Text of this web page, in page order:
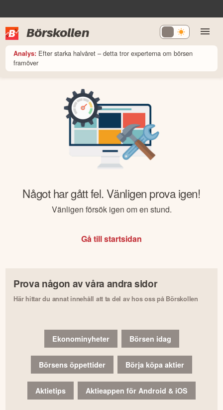
Börskollen
Analys: Efter starka halvåret – detta tror experterna om börsen
framöver
Något har gått fel. Vänligen prova igen!
Vänligen försök igen om en stund.
Gå till startsidan
Prova någon av våra andra sidor
Här hittar du annat innehåll att ta del av hos oss på Börskollen
Ekonominyheter Börsen idag
Börsens öppettider Börja köpa aktier
Aktietips Aktieappen för Android & iOS